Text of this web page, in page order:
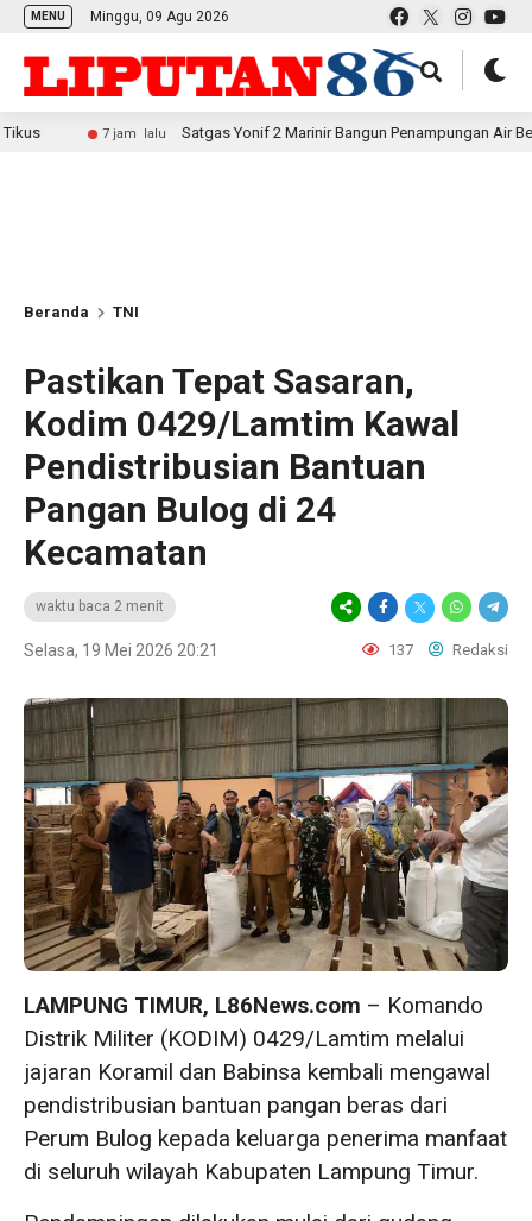
MENU Minggu, 09 Agu 2026
7 jam lalu Satgas Yonif 2 Marinir Bangun Penampungan Air Bersama
Beranda TNI
Pastikan Tepat Sasaran,
Kodim 0429/Lamtim Kawal
Pendistribusian Bantuan
Pangan Bulog di 24
Kecamatan
waktu baca 2 menit
Selasa, 19 Mei 2026 20:21 137 Redaksi
LAMPUNG TIMUR, L86News.com – Komando
Distrik Militer (KODIM) 0429/Lamtim melalui
jajaran Koramil dan Babinsa kembali mengawal
pendistribusian bantuan pangan beras dari
Perum Bulog kepada keluarga penerima manfaat
di seluruh wilayah Kabupaten Lampung Timur.